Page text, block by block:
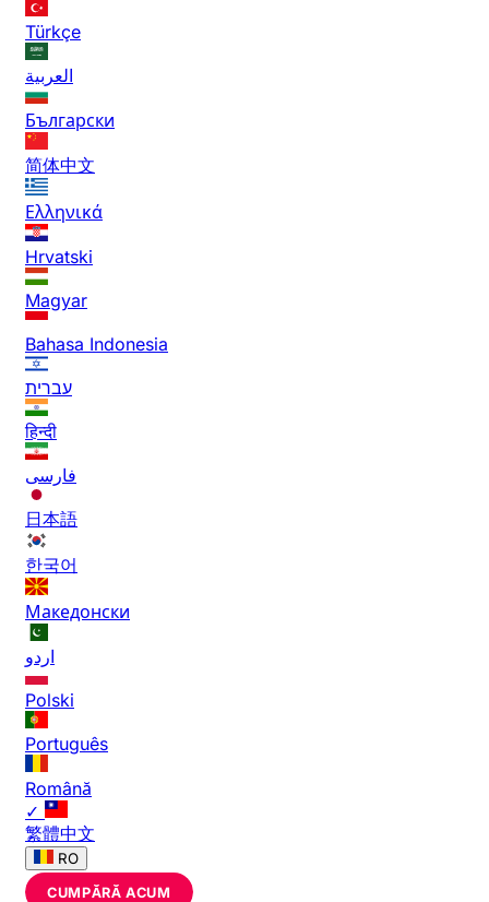
Türkçe
العربية
Български
简体中文
Ελληνικά
Hrvatski
Magyar
Bahasa Indonesia
עברית
हिन्दी
فارسی
日本語
한국어
Македонски
اردو
Polski
Português
Română
✓
繁體中文
RO
CUMPĂRĂ ACUM